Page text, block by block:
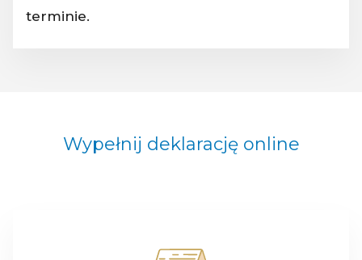
terminie.
Wypełnij deklarację online